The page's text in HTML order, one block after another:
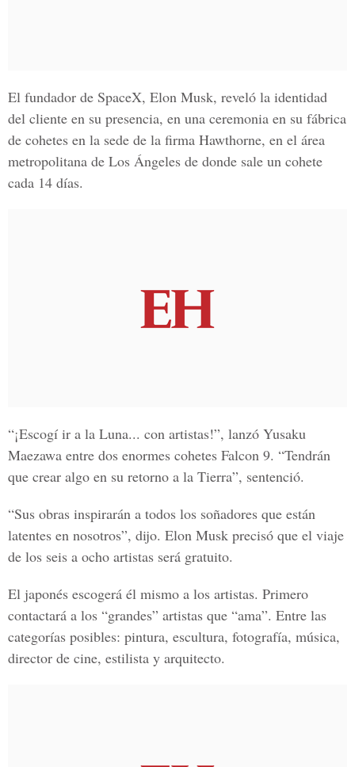
El fundador de SpaceX, Elon Musk, reveló la identidad
del cliente en su presencia, en una ceremonia en su fábrica
de cohetes en la sede de la firma Hawthorne, en el área
metropolitana de Los Ángeles de donde sale un cohete
cada 14 días.
“¡Escogí ir a la Luna... con artistas!”, lanzó Yusaku
Maezawa entre dos enormes cohetes Falcon 9. “Tendrán
que crear algo en su retorno a la Tierra”, sentenció.
“Sus obras inspirarán a todos los soñadores que están
latentes en nosotros”, dijo. Elon Musk precisó que el viaje
de los seis a ocho artistas será gratuito.
El japonés escogerá él mismo a los artistas. Primero
contactará a los “grandes” artistas que “ama”. Entre las
categorías posibles: pintura, escultura, fotografía, música,
director de cine, estilista y arquitecto.